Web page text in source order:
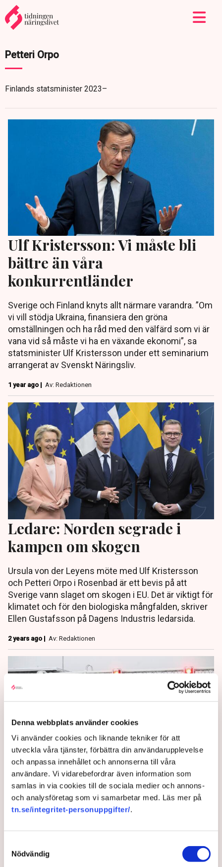
Denna webbplats använder cookies
Vi använder cookies och liknande tekniker för att
utveckla våra tjänster, förbättra din användarupplevelse
och anpassa innehållet och annonserna till våra
användare. Vi vidarebefordrar även information som
samlas in via cookies till de sociala medier och annons-
och analysföretag som vi samarbetar med. Läs mer på
tn.se/integritet-personuppgifter/.
Nödvändig
Petteri Orpo
Finlands statsminister 2023–
Ulf Kristersson: Vi måste bli
bättre än våra
konkurrentländer
Sverige och Finland knyts allt närmare varandra. ”Om
vi ​​vill stödja Ukraina, finansiera den gröna
omställningen och ha råd med den välfärd som vi är
vana vid så måste vi ha en växande ekonomi”, sa
statsminister Ulf Kristersson under ett seminarium
arrangerat av Svenskt Näringsliv.
1 year ago | Av: Redaktionen
Ledare: Norden segrade i
kampen om skogen
Ursula von der Leyens möte med Ulf Kristersson
och Petteri Orpo i Rosenbad är ett bevis på att
Sverige vann slaget om skogen i EU. Det är viktigt för
klimatet och för den biologiska mångfalden, skriver
Ellen Gustafsson på Dagens Industris ledarsida.
2 years ago | Av: Redaktionen
Finland stänger hela gränsen
mot Ryssland